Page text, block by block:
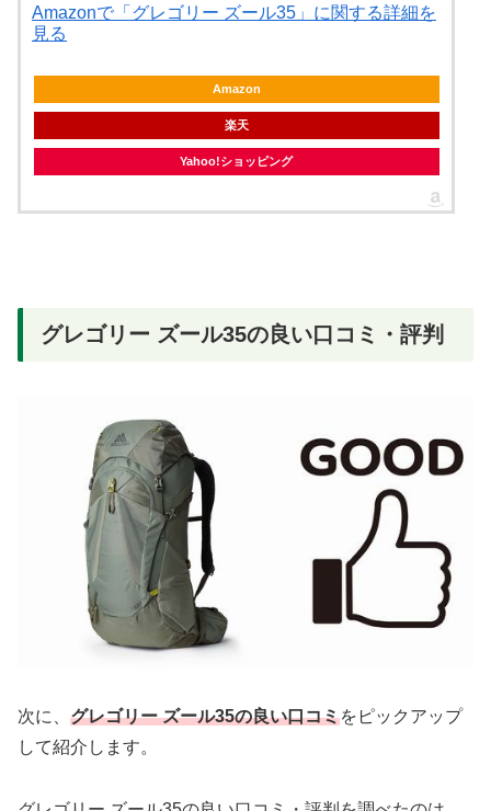
Amazonで「グレゴリー ズール35」に関する詳細を
見る
Amazon
楽天
Yahoo!ショッピング
グレゴリー ズール35の良い口コミ・評判
次に、 グレゴリー ズール35の良い口コミをピックアップ
して紹介します。